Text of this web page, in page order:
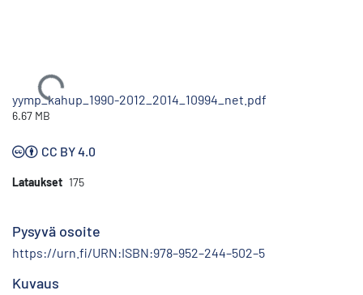
Ladataan...
yymp_kahup_1990-2012_2014_10994_net.pdf
6.67 MB
CC BY 4.0
Lataukset 175
Pysyvä osoite
https://urn.fi/URN:ISBN:978–952–244–502–5
Kuvaus